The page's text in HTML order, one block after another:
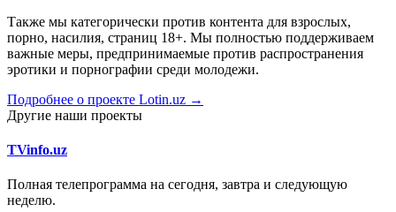
Также мы категорически против контента для взрослых,
порно, насилия, страниц 18+. Мы полностью поддерживаем
важные меры, предпринимаемые против распространения
эротики и порнографии среди молодежи.
Подробнее о проекте Lotin.uz →
Другие наши проекты
TVinfo.uz
Полная телепрограмма на сегодня, завтра и следующую
неделю.